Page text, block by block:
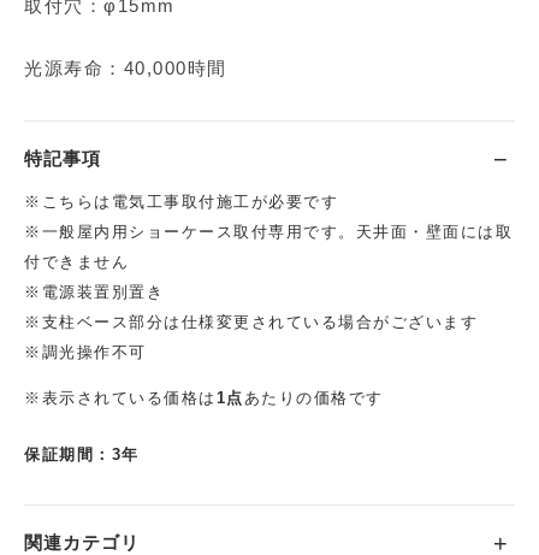
取付穴：φ15mm
光源寿命：40,000時間
特記事項
※こちらは電気工事取付施工が必要です
※一般屋内用ショーケース取付専用です。天井面・壁面には取
付できません
※電源装置別置き
※支柱ベース部分は仕様変更されている場合がございます
※調光操作不可
※表示されている価格は 1点あたりの価格です
保証期間：3年
関連カテゴリ